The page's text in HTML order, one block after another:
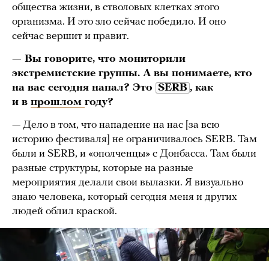
общества жизни, в стволовых клетках этого
организма. И это зло сейчас победило. И оно
сейчас вершит и правит.
— Вы говорите, что мониторили
экстремистские группы. А вы понимаете, кто
на вас сегодня напал? Это SERB , как
и в прошлом году?
— Дело в том, что нападение на нас [за всю
историю фестиваля] не ограничивалось SERB. Там
были и SERB, и «ополченцы» с Донбасса. Там были
разные структуры, которые на разные
мероприятия делали свои вылазки. Я визуально
знаю человека, который сегодня меня и других
людей облил краской.